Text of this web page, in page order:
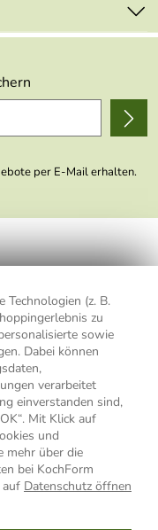
(z. B.
zu
sowie
Dabei können
verarbeitet
einverstanden sind,
Mit Klick auf
und
mehr über die
bei KochForm
auf Datenschutz öffnen
per E-Mail erhalten.
Unternehmen
in anonymer Form
hat. Diese
für Werbezwecke
widerrufen, indem ich
anklicke oder die
Die
AGB
€ Bestellwert zzgl.
Versandkosteninnerhalb